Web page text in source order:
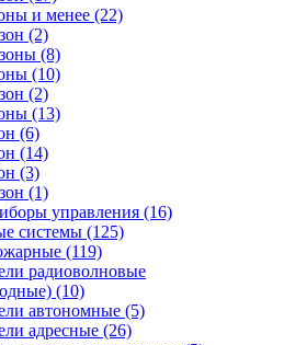
и менее (22)
(2)
(8)
(10)
(2)
(13)
(6)
(14)
(3)
(1)
управления (16)
системы (125)
(119)
радиоволновые
(10)
автономные (5)
адресные (26)